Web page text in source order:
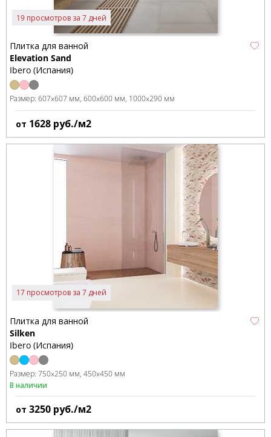
19 просмотров за 7 дней
Плитка для ванной
Elevation Sand
Ibero (Испания)
Размер: 607x607 мм 600x600 мм 1000x290 мм
от 1628 руб./м2
17 просмотров за 7 дней
Плитка для ванной
Silken
Ibero (Испания)
Размер: 750x250 мм 450x450 мм
В наличии
от 3250 руб./м2